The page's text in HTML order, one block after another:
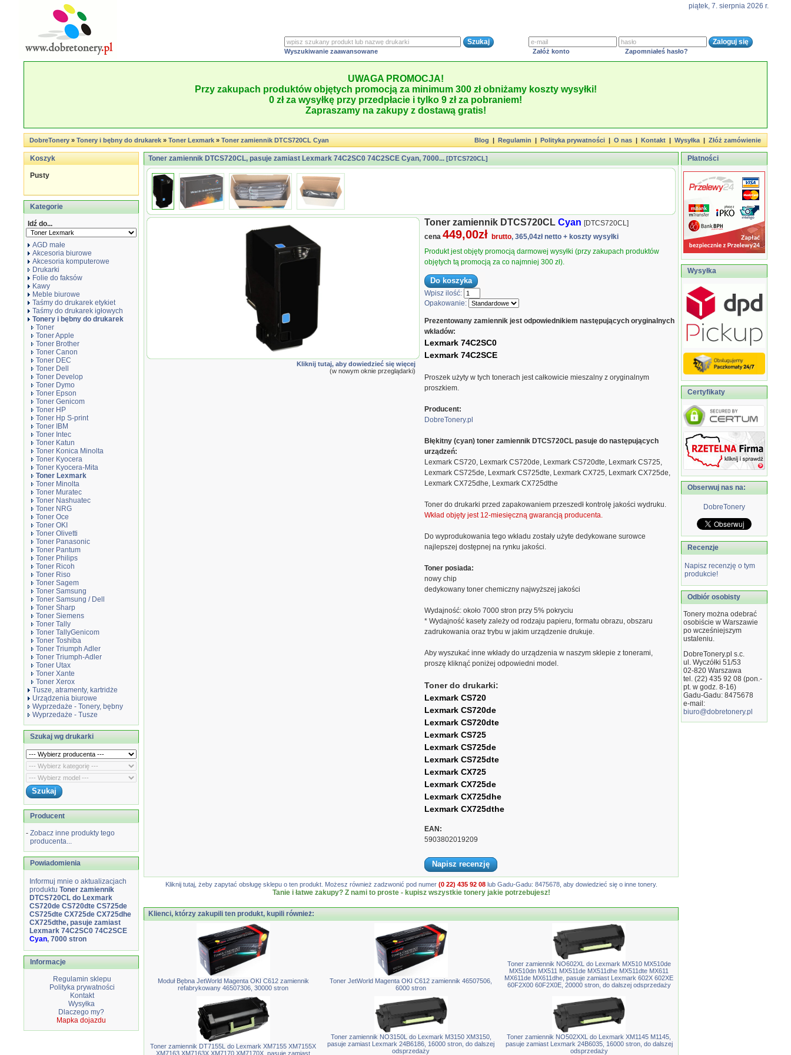
piątek, 7. sierpnia 2026 r.
Wyszukiwanie zaawansowane Załóż konto Zapomniałeś hasło?
UWAGA PROMOCJA!
Przy zakupach produktów objętych promocją za minimum 300 zł obniżamy koszty wysyłki!
0 zł za wysyłkę przy przedpłacie i tylko 9 zł za pobraniem!
Zapraszamy na zakupy z dostawą gratis!
DobreTonery»Tonery i bębny do drukarek»Toner Lexmark»Toner zamiennik DTCS720CL Cyan Blog|Regulamin|Polityka prywatności|O nas|Kontakt|Wysyłka|Złóż zamówienie
Koszyk
Pusty
Kategorie
Idź do...
AGD małe
Akcesoria biurowe
Akcesoria komputerowe
Drukarki
Folie do faksów
Kawy
Meble biurowe
Taśmy do drukarek etykiet
Taśmy do drukarek igłowych
Tonery i bębny do drukarek
Toner
Toner Apple
Toner Brother
Toner Canon
Toner DEC
Toner Dell
Toner Develop
Toner Dymo
Toner Epson
Toner Genicom
Toner HP
Toner Hp S-print
Toner IBM
Toner Intec
Toner Katun
Toner Konica Minolta
Toner Kyocera
Toner Kyocera-Mita
Toner Lexmark
Toner Minolta
Toner Muratec
Toner Nashuatec
Toner NRG
Toner Oce
Toner OKI
Toner Olivetti
Toner Panasonic
Toner Pantum
Toner Philips
Toner Ricoh
Toner Riso
Toner Sagem
Toner Samsung
Toner Samsung / Dell
Toner Sharp
Toner Siemens
Toner Tally
Toner TallyGenicom
Toner Toshiba
Toner Triumph Adler
Toner Triumph-Adler
Toner Utax
Toner Xante
Toner Xerox
Tusze, atramenty, kartridże
Urządzenia biurowe
Wyprzedaże - Tonery, bębny
Wyprzedaże - Tusze
Szukaj wg drukarki
Producent
- Zobacz inne produkty tego
producenta...
Powiadomienia
Informuj mnie o aktualizacjach
produktu Toner zamiennik
DTCS720CL do Lexmark
CS720de CS720dte CS725de
CS725dte CX725de CX725dhe
CX725dthe, pasuje zamiast
Lexmark 74C2SC0 74C2SCE
Cyan, 7000 stron
Informacje
Regulamin sklepu
Polityka prywatności
Kontakt
Wysyłka
Dlaczego my?
Mapka dojazdu
Toner zamiennik DTCS720CL, pasuje zamiast Lexmark 74C2SC0 74C2SCE Cyan, 7000... [DTCS720CL]
Toner zamiennik
DTCS720CL CyanKliknij tutaj, aby dowiedzieć się więcej
(w nowym oknie przeglądarki)
Toner zamiennik DTCS720CL Cyan [DTCS720CL]
cena 449,00zł brutto, 365,04zł netto + koszty wysyłki
Produkt jest objęty promocją darmowej wysyłki (przy zakupach produktów
objętych tą promocją za co najmniej 300 zł).
Wpisz ilość:
Opakowanie:
Prezentowany zamiennik jest odpowiednikiem następujących oryginalnych
wkładów:
Lexmark 74C2SC0
Lexmark 74C2SCE
Proszek użyty w tych tonerach jest całkowicie mieszalny z oryginalnym
proszkiem.
Producent:
DobreTonery.pl
Błękitny (cyan) toner zamiennik DTCS720CL pasuje do następujących
urządzeń:
Lexmark CS720, Lexmark CS720de, Lexmark CS720dte, Lexmark CS725,
Lexmark CS725de, Lexmark CS725dte, Lexmark CX725, Lexmark CX725de,
Lexmark CX725dhe, Lexmark CX725dthe
Toner do drukarki przed zapakowaniem przeszedł kontrolę jakości wydruku.
Wkład objęty jest 12-miesięczną gwarancją producenta.
Do wyprodukowania tego wkładu zostały użyte dedykowane surowce
najlepszej dostępnej na rynku jakości.
Toner posiada:
nowy chip
dedykowany toner chemiczny najwyższej jakości
Wydajność: około 7000 stron przy 5% pokryciu
* Wydajność kasety zależy od rodzaju papieru, formatu obrazu, obszaru
zadrukowania oraz trybu w jakim urządzenie drukuje.
Aby wyszukać inne wkłady do urządzenia w naszym sklepie z tonerami,
proszę kliknąć poniżej odpowiedni model.
Toner do drukarki:
Lexmark CS720
Lexmark CS720de
Lexmark CS720dte
Lexmark CS725
Lexmark CS725de
Lexmark CS725dte
Lexmark CX725
Lexmark CX725de
Lexmark CX725dhe
Lexmark CX725dthe
EAN:
5903802019209
Napisz recenzję
Kliknij tutaj, żeby zapytać obsługę sklepu o ten produkt. Możesz również zadzwonić pod numer (0 22) 435 92 08lub Gadu-Gadu: 8475678, aby dowiedzieć się o inne tonery.
Tanie i łatwe zakupy? Z nami to proste - kupisz wszystkie tonery jakie potrzebujesz!
Klienci, którzy zakupili ten produkt, kupili również:
Moduł Bębna JetWorld Magenta OKI C612 zamiennik
refabrykowany 46507306, 30000 stron
Toner JetWorld Magenta OKI C612 zamiennik 46507506,
6000 stron
Toner zamiennik NO602XL do Lexmark MX510 MX510de
MX510dn MX511 MX511de MX511dhe MX511dte MX611
MX611de MX611dhe, pasuje zamiast Lexmark 602X 602XE
60F2X00 60F2X0E, 20000 stron, do dalszej odsprzedaży
Toner zamiennik DT7155L do Lexmark XM7155 XM7155X
XM7163 XM7163X XM7170 XM7170X, pasuje zamiast
Toner zamiennik NO3150L do Lexmark M3150 XM3150,
pasuje zamiast Lexmark 24B6186, 16000 stron, do dalszej
odsprzedaży
Toner zamiennik NO502XXL do Lexmark XM1145 M1145,
pasuje zamiast Lexmark 24B6035, 16000 stron, do dalszej
odsprzedaży
Płatności
Wysyłka
Certyfikaty
Obserwuj nas na:
DobreTonery
Recenzje
Napisz recenzję o tym
produkcie!
Odbiór osobisty
Tonery można odebrać
osobiście w Warszawie
po wcześniejszym
ustaleniu.
DobreTonery.pl s.c.
ul. Wyczółki 51/53
02-820 Warszawa
tel. (22) 435 92 08 (pon.-
pt. w godz. 8-16)
Gadu-Gadu: 8475678
e-mail:
biuro@dobretonery.pl